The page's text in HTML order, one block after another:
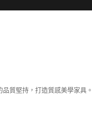
質堅持，打造質感美學家